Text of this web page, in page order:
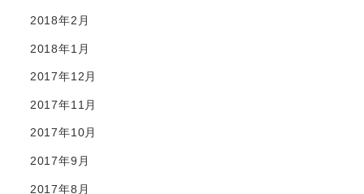
2018年2月
2018年1月
2017年12月
2017年11月
2017年10月
2017年9月
2017年8月